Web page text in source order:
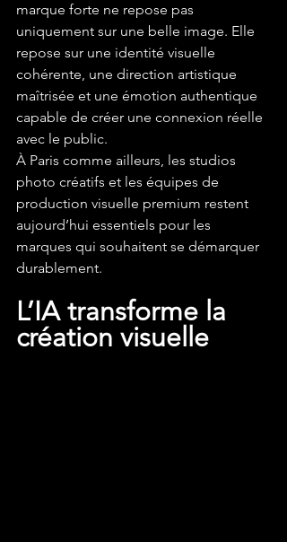
marque forte ne repose pas
uniquement sur une belle image. Elle
repose sur une identité visuelle
cohérente, une direction artistique
maîtrisée et une émotion authentique
capable de créer une connexion réelle
avec le public.
À Paris comme ailleurs, les studios
photo créatifs et les équipes de
production visuelle premium restent
aujourd’hui essentiels pour les
marques qui souhaitent se démarquer
durablement.
L’IA transforme la
création visuelle